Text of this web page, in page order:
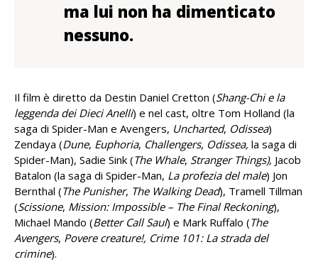
ma lui non ha dimenticato
nessuno.
Il film è diretto da Destin Daniel Cretton (Shang-Chi e la
leggenda dei Dieci Anelli) e nel cast, oltre Tom Holland (la
saga di Spider-Man e Avengers, Uncharted, Odissea)
Zendaya (Dune, Euphoria, Challengers, Odissea, la saga di
Spider-Man), Sadie Sink (The Whale, Stranger Things), Jacob
Batalon (la saga di Spider-Man, La profezia del male) Jon
Bernthal (The Punisher, The Walking Dead), Tramell Tillman
(Scissione, Mission: Impossible – The Final Reckoning),
Michael Mando (Better Call Saul) e Mark Ruffalo (The
Avengers, Povere creature!, Crime 101: La strada del
crimine).